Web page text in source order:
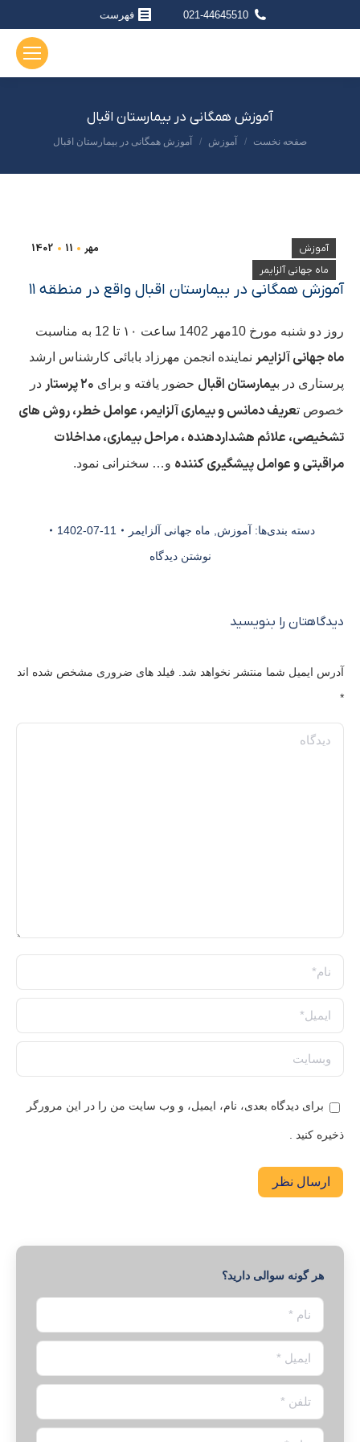
021-44645510 فهرست
آموزش همگانی در بیمارستان اقبال
مکان شما:
صفحه نخست آموزش آموزش همگانی در بیمارستان اقبال
مهر 11
1402
آموزش
ماه جهانی آلزایمر
آموزش همگانی در بیمارستان اقبال واقع در منطقه ۱۱
روز دو شنبه مورخ 10مهر 1402 ساعت ۱۰ تا 12 به مناسبت
ماه جهانی آلزایمر نماینده انجمن مهرزاد بابائی کارشناس ارشد
پرستاری در بیمارستان اقبال حضور یافته و برای ۲۰ پرستار
در
خصوص تعریف دمانس و بیماری آلزایمر، عوامل خطر، روش های
تشخیصی، علائم هشداردهنده ، مراحل بیماری، مداخلات
مراقبتی و عوامل پیشگیری کننده و… سخنرانی نمود.
دسته بندی‌ها: آموزش ماه جهانی آلزایمر
1402-07-11
نوشتن دیدگاه
دیدگاهتان را بنویسید
آدرس ایمیل شما منتشر نخواهد شد. فیلد های ضروری مشخص شده اند
*
دیدگاه
نام *
ایمیل *
وبسایت
برای دیدگاه بعدی، نام، ایمیل، و وب سایت من را در این مرورگر
ذخیره کنید .
ارسال نظر
هر گونه سوالی دارید؟
نام *
ایمیل *
تلفن *